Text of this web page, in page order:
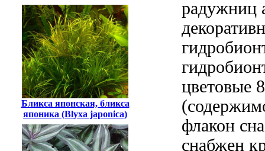
Бликса японская, бликса
японика (Blyxa japonica)
радужниц
цветовые
флакон
снабжен